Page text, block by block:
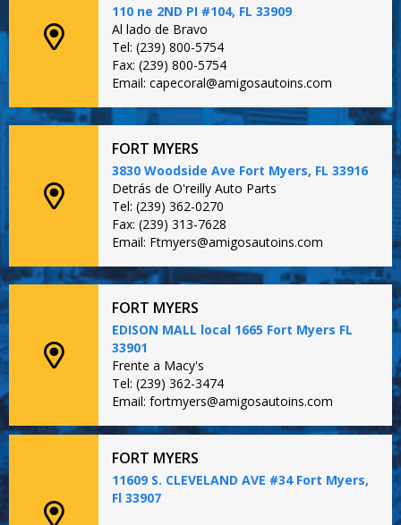
110 ne 2ND PI #104, FL 33909
Al lado de Bravo
Tel: (239) 800-5754
Fax: (239) 800-5754
Email: capecoral@amigosautoins.com
FORT MYERS
3830 Woodside Ave Fort Myers, FL 33916
Detrás de O'reilly Auto Parts
Tel: (239) 362-0270
Fax: (239) 313-7628
Email: Ftmyers@amigosautoins.com
FORT MYERS
EDISON MALL local 1665 Fort Myers FL
33901
Frente a Macy's
Tel: (239) 362-3474
Email: fortmyers@amigosautoins.com
FORT MYERS
11609 S. CLEVELAND AVE #34 Fort Myers,
Fl 33907